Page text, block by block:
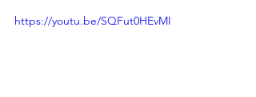
https://youtu.be/SQFut0HEvMI